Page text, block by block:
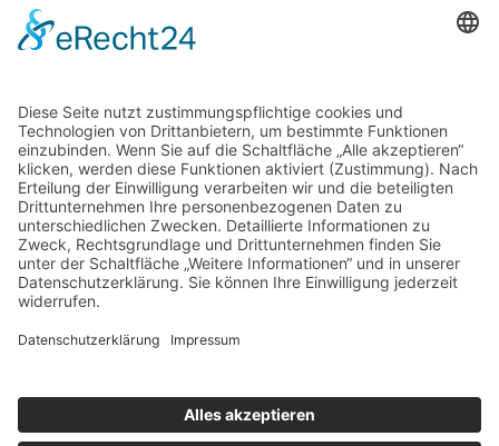
Gern können Sie unsere Arbeit
mit einer Spende unterstützen.
BIC: CHEKDE81XXX
© 2026 taktwechsel chemnitz